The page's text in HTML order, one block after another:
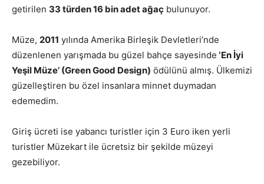
getirilen 33 türden 16 bin adet ağaç bulunuyor.
Müze, 2011 yılında Amerika Birleşik Devletleri’nde
düzenlenen yarışmada bu güzel bahçe sayesinde ‘En İyi
Yeşil Müze’ (Green Good Design) ödülünü almış. Ülkemizi
güzelleştiren bu özel insanlara minnet duymadan
edemedim.
Giriş ücreti ise yabancı turistler için 3 Euro iken yerli
turistler Müzekart ile ücretsiz bir şekilde müzeyi
gezebiliyor.